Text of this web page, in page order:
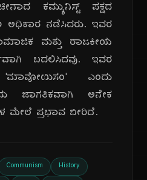
ಕಮ್ಯುನಿಸ್ಟ್ ಪಕ್ಷದ
ಅಧಿಕಾರ ನಡೆಸಿದರು. ಇವರ
ಮತ್ತು ರಾಜಕೀಯ
ಬದಲಿಸಿದವು. ಇವರ
'ಮಾವೋಯಿಸಂ' ಎಂದು
ಜಾಗತಿಕವಾಗಿ ಅನೇಕ
ಮೇಲೆ ಪ್ರಭಾವ ಬೀರಿದೆ.
Communism History